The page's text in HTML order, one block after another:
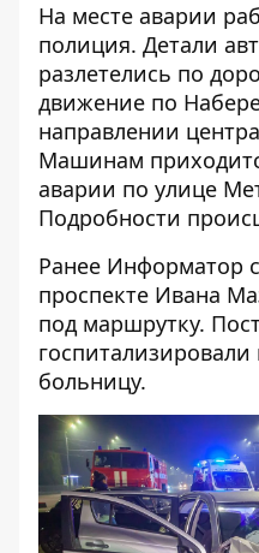
На месте аварии
полиция. Детали
разлетелись по
движение по
направлении
Машинам
аварии по улице
Подробности
Ранее Информатор
проспекте Ивана
под маршрутку.
больницу.